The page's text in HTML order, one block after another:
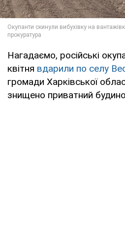
Нагадаємо, російські
квітня вдарили по селу
громади Харківської
знищено приватний